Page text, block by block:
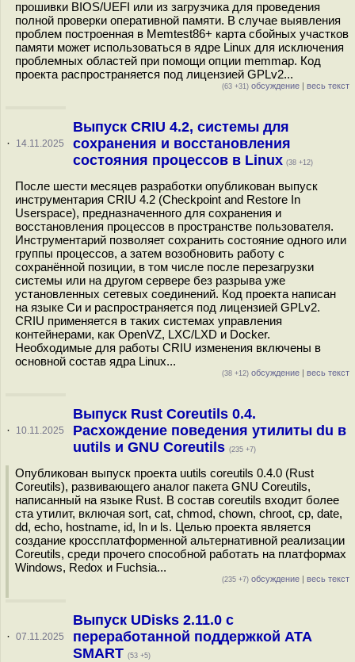
прошивки BIOS/UEFI или из загрузчика для проведения
полной проверки оперативной памяти. В случае выявления
проблем построенная в Memtest86+ карта сбойных участков
памяти может использоваться в ядре Linux для исключения
проблемных областей при помощи опции memmap. Код
проекта распространяется под лицензией GPLv2...
(63 +31) обсуждение | весь текст
· 14.11.2025
Выпуск CRIU 4.2, системы для
сохранения и восстановления
состояния процессов в Linux (38 +12)
После шести месяцев разработки опубликован выпуск
инструментария CRIU 4.2 (Checkpoint and Restore In
Userspace), предназначенного для сохранения и
восстановления процессов в пространстве пользователя.
Инструментарий позволяет сохранить состояние одного или
группы процессов, а затем возобновить работу с
сохранённой позиции, в том числе после перезагрузки
системы или на другом сервере без разрыва уже
установленных сетевых соединений. Код проекта написан
на языке Си и распространяется под лицензией GPLv2.
CRIU применяется в таких системах управления
контейнерами, как OpenVZ, LXC/LXD и Docker.
Необходимые для работы CRIU изменения включены в
основной состав ядра Linux...
(38 +12) обсуждение | весь текст
· 10.11.2025
Выпуск Rust Coreutils 0.4.
Расхождение поведения утилиты du в
uutils и GNU Coreutils (235 +7)
Опубликован выпуск проекта uutils coreutils 0.4.0 (Rust
Coreutils), развивающего аналог пакета GNU Coreutils,
написанный на языке Rust. В состав coreutils входит более
ста утилит, включая sort, cat, chmod, chown, chroot, cp, date,
dd, echo, hostname, id, ln и ls. Целью проекта является
создание кроссплатформенной альтернативной реализации
Coreutils, среди прочего способной работать на платформах
Windows, Redox и Fuchsia...
(235 +7) обсуждение | весь текст
· 07.11.2025
Выпуск UDisks 2.11.0 с
переработанной поддержкой ATA
SMART (53 +5)